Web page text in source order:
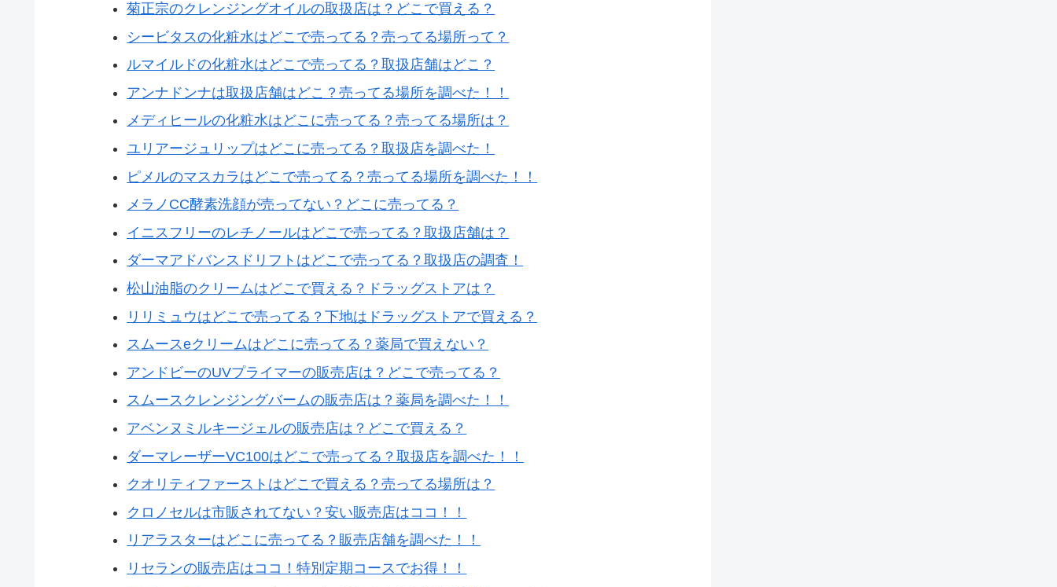
菊正宗のクレンジングオイルの取扱店は？どこで買える？
シービタスの化粧水はどこで売ってる？売ってる場所って？
ルマイルドの化粧水はどこで売ってる？取扱店舗はどこ？
アンナドンナは取扱店舗はどこ？売ってる場所を調べた！！
メディヒールの化粧水はどこに売ってる？売ってる場所は？
ユリアージュリップはどこに売ってる？取扱店を調べた！
ピメルのマスカラはどこで売ってる？売ってる場所を調べた！！
メラノCC酵素洗顔が売ってない？どこに売ってる？
イニスフリーのレチノールはどこで売ってる？取扱店舗は？
ダーマアドバンスドリフトはどこで売ってる？取扱店の調査！
松山油脂のクリームはどこで買える？ドラッグストアは？
リリミュウはどこで売ってる？下地はドラッグストアで買える？
スムースeクリームはどこに売ってる？薬局で買えない？
アンドビーのUVプライマーの販売店は？どこで売ってる？
スムースクレンジングバームの販売店は？薬局を調べた！！
アベンヌミルキージェルの販売店は？どこで買える？
ダーマレーザーVC100はどこで売ってる？取扱店を調べた！！
クオリティファーストはどこで買える？売ってる場所は？
クロノセルは市販されてない？安い販売店はココ！！
リアラスターはどこに売ってる？販売店舗を調べた！！
リセランの販売店はココ！特別定期コースでお得！！